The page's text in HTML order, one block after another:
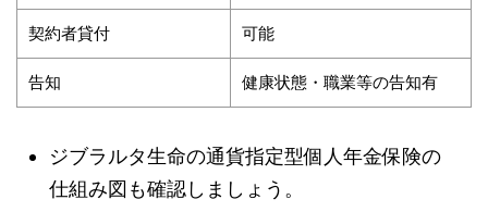
契約者貸付 可能
告知 健康状態・職業等の告知有
ジブラルタ生命の通貨指定型個人年金保険の
仕組み図も確認しましょう。